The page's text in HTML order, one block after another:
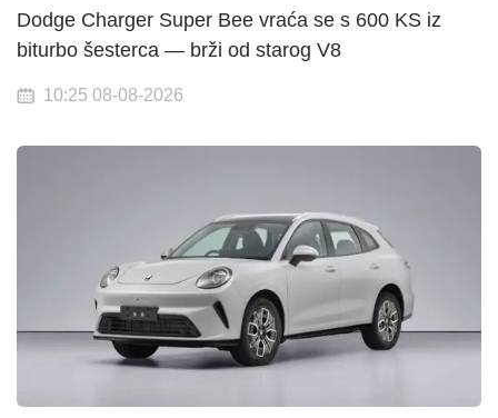
Dodge Charger Super Bee vraća se s 600 KS iz
biturbo šesterca — brži od starog V8
10:25 08-08-2026